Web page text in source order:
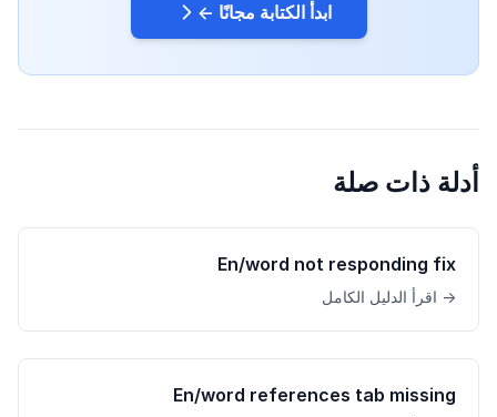
ابدأ الكتابة مجانًا ←
أدلة ذات صلة
En/word not responding fix
→ اقرأ الدليل الكامل
En/word references tab missing